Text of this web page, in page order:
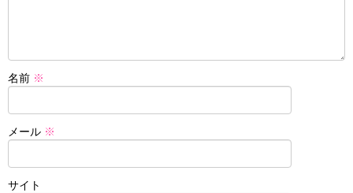
名前 ※
メール ※
サイト